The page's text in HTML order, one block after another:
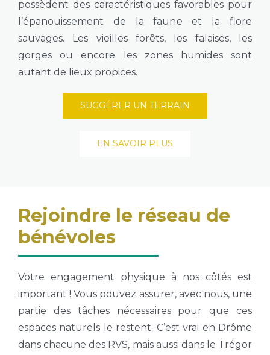
possèdent des caractéristiques favorables pour
l’épanouissement de la faune et la flore
sauvages. Les vieilles forêts, les falaises, les
gorges ou encore les zones humides sont
autant de lieux propices.
SUGGÉRER UN TERRAIN
EN SAVOIR PLUS
Rejoindre le réseau de
bénévoles
Votre engagement physique à nos côtés est
important ! Vous pouvez assurer, avec nous, une
partie des tâches nécessaires pour que ces
espaces naturels le restent. C’est vrai en Drôme
dans chacune des RVS, mais aussi dans le Trégor